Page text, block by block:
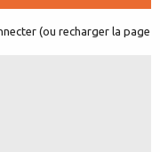
(ou recharger la page